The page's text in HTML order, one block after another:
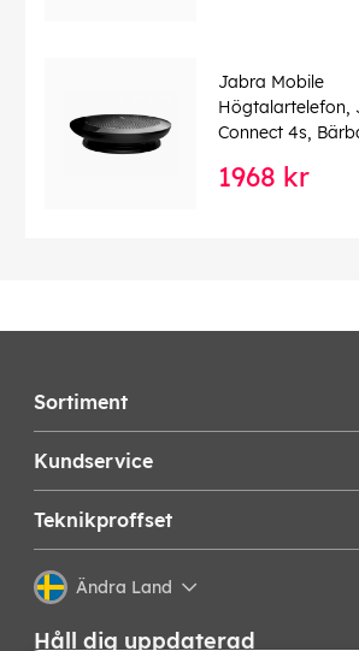
Jabra Mobile
Högtalartelefon,
Connect 4s,
1968 kr
Sortiment
Kundservice
Teknikproffset
Ändra Land
Håll dig uppdaterad